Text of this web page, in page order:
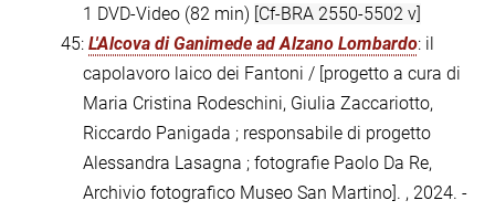
1 DVD-Video (82 min) [Cf-BRA 2550-5502 v]
45: L'Alcova di Ganimede ad Alzano Lombardo: il
capolavoro laico dei Fantoni / [progetto a cura di
Maria Cristina Rodeschini, Giulia Zaccariotto,
Riccardo Panigada ; responsabile di progetto
Alessandra Lasagna ; fotografie Paolo Da Re,
Archivio fotografico Museo San Martino]. , 2024. -